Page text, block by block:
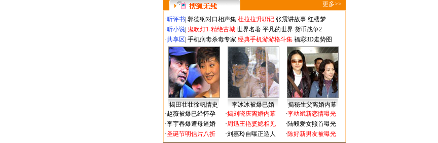
更多>>
·听评书 郭德纲对口相声集 杜拉拉升职记 张震讲故事 红楼梦
·听小说 鬼吹灯1-精绝古城 世界名著 平凡的世界 货币战争2
·共享区 手机病毒杀毒专家 经典手机游游格斗集 福彩3D走势图
揭田壮壮徐帆情史 李冰冰被爆已婚
揭秘生父离婚内幕
·赵薇被爆已经怀孕
·李宇春爆遭母逼婚
·圣诞节明信片八折
·揭刘晓庆离婚内幕
·周迅王艳婆媳相见
·刘嘉玲自曝正造人
·李幼斌新恋情曝光
·陆毅爱女照首曝光
·陈好新男友被曝光